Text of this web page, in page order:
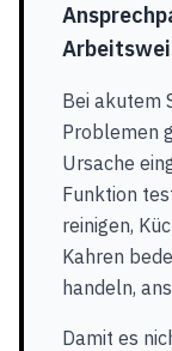
Bei akutem
Problemen
Ursache
Funktion
reinigen,
Kahren
handeln,
Damit es